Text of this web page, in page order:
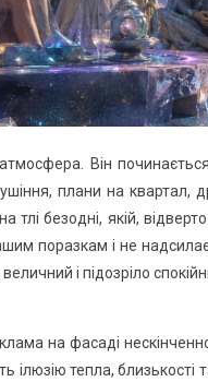
Він
плани на квартал,
безодні, якій,
поразкам і не
і підозріло
на фасаді
тепла, близькості